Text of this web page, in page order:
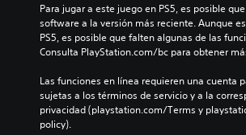
Para jugar a este juego en PS5, es posible
software a la versión más reciente. Aunque
PS5, es posible que falten algunas de las
Consulta PlayStation.com/bc para obtener
Las funciones en línea requieren una cuenta
sujetas a los términos de servicio y a la
privacidad (playstation.com/Terms y
policy).